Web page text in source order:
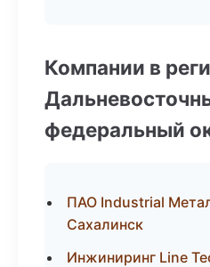
Компании в
федеральный
ПАО Industrial
Сахалинск
Инжиниринг Line